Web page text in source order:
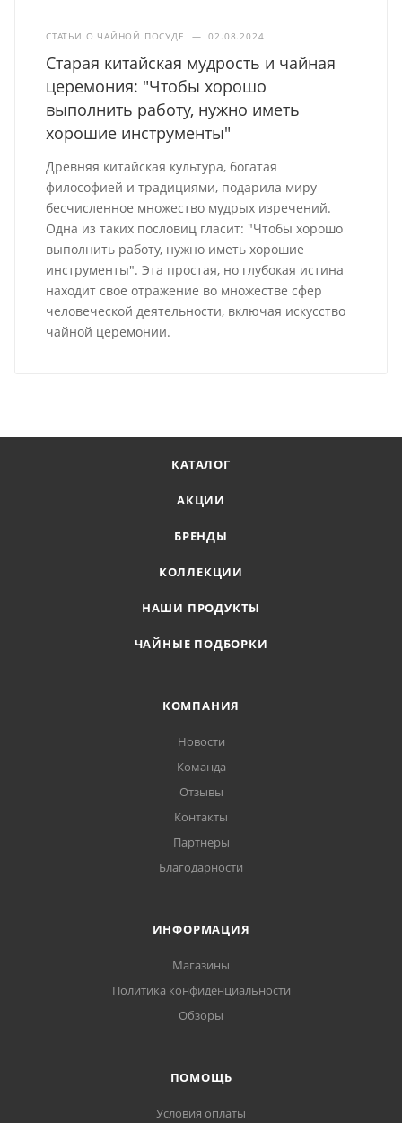
СТАТЬИ О ЧАЙНОЙ ПОСУДЕ — 02.08.2024
Старая китайская мудрость и чайная
церемония: "Чтобы хорошо
выполнить работу, нужно иметь
хорошие инструменты"
Древняя китайская культура, богатая
философией и традициями, подарила миру
бесчисленное множество мудрых изречений.
Одна из таких пословиц гласит: "Чтобы хорошо
выполнить работу, нужно иметь хорошие
инструменты". Эта простая, но глубокая истина
находит свое отражение во множестве сфер
человеческой деятельности, включая искусство
чайной церемонии.
КАТАЛОГ
АКЦИИ
БРЕНДЫ
КОЛЛЕКЦИИ
НАШИ ПРОДУКТЫ
ЧАЙНЫЕ ПОДБОРКИ
КОМПАНИЯ
Новости
Команда
Отзывы
Контакты
Партнеры
Благодарности
ИНФОРМАЦИЯ
Магазины
Политика конфиденциальности
Обзоры
ПОМОЩЬ
Условия оплаты